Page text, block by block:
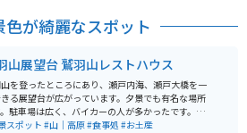
色が綺麗なスポット
山展望台 鷲羽山レストハウス
を登ったところにあり、瀬戸内海、瀬戸大橋を一
る展望台が広がっています。夕景でも有名な場所
駐車場は広く、バイカーの人が多かったです。レ
ウスではお土産が買えたり、レストラン・宴会場
スポット#山｜高原#食事処 #お土産